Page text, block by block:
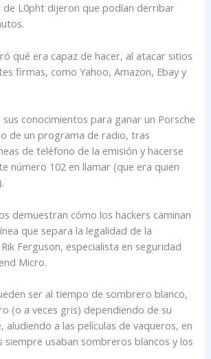
de L0pht dijeron que podían derribar
qué era capaz de hacer, al atacar sitios
firmas, como Yahoo, Amazon, Ebay y
conocimientos para ganar un Porsche
de un programa de radio, tras
de teléfono de la emisión y hacerse
número 102 en llamar (que era quien
demuestran cómo los hackers caminan
que separa la legalidad de la
Ferguson, especialista en seguridad
Micro.
ser al tiempo de sombrero blanco,
(o a veces gris) dependiendo de su
aludiendo a las películas de vaqueros, en
siempre usaban sombreros blancos y los